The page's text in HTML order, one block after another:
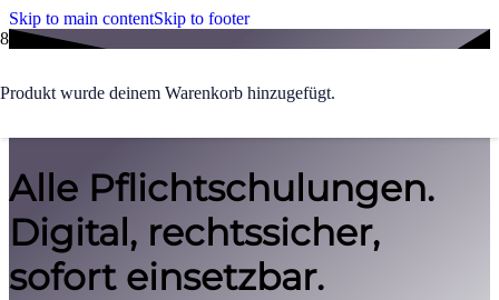
Skip to main contentSkip to footer
Produkt wurde deinem Warenkorb hinzugefügt.
Alle Pflichtschulungen.
Digital, rechtssicher,
sofort einsetzbar.